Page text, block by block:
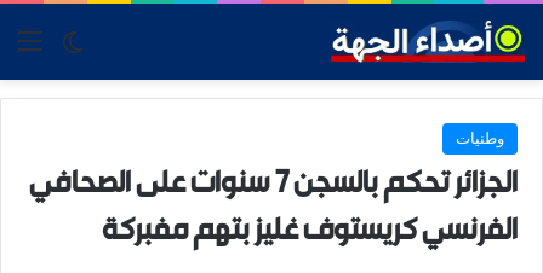
skin
وطنيات
الجزائر تحكم بالسجن 7 سنوات على الصحافي
الفرنسي كريستوف غليز بتهم مفبركة